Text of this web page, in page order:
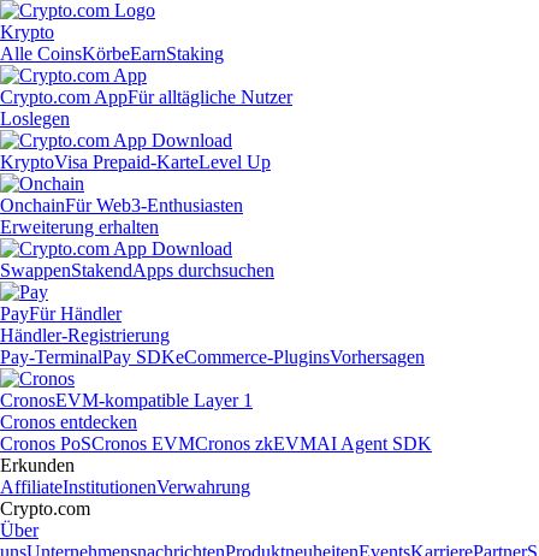
Krypto
Alle CoinsKörbeEarnStaking
Crypto.com AppFür alltägliche Nutzer
Loslegen
KryptoVisa Prepaid-KarteLevel Up
OnchainFür Web3-Enthusiasten
Erweiterung erhalten
SwappenStakendApps durchsuchen
PayFür Händler
Händler-Registrierung
Pay-TerminalPay SDKeCommerce-PluginsVorhersagen
CronosEVM-kompatible Layer 1
Cronos entdecken
Cronos PoSCronos EVMCronos zkEVMAI Agent SDK
Erkunden
AffiliateInstitutionenVerwahrung
Crypto.com
Über
unsUnternehmensnachrichtenProduktneuheitenEventsKarrierePartnerS